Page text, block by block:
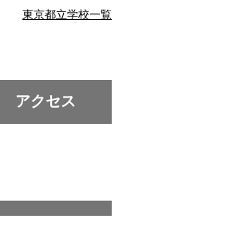
アクセス
東京都立学校一覧